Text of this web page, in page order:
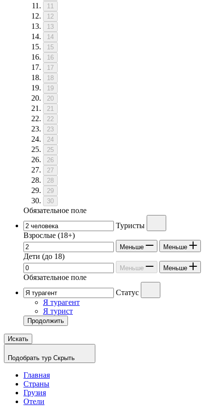
11
12
13
14
15
16
17
18
19
20
21
22
23
24
25
26
27
28
29
30
Обязательное поле
Туристы
Взрослые (18+)
Меньше Меньше
Дети (до 18)
Меньше Меньше
Обязательное поле
Статус
Я турагент
Я турист
Продолжить
Искать
Подобрать тур Скрыть
Главная
Страны
Грузия
Отели